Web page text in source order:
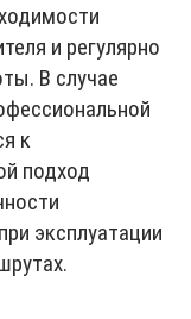
и регулярно
В случае
к
подход
эксплуатации